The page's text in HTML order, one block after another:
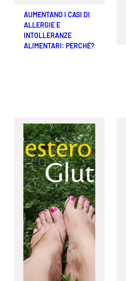
AUMENTANO I CASI DI
ALLERGIE E
INTOLLERANZE
ALIMENTARI: PERCHÉ?